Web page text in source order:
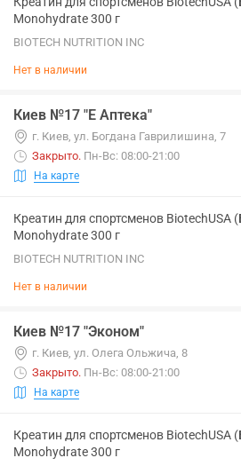
Monohydrate 300 г
BIOTECH NUTRITION INC
Нет в наличии
Киев №17 "Е Аптека"
г. Киев, ул. Богдана Гаврилишина, 7
Закрыто. Пн-Вс: 08:00-21:00
На карте
Креатин для спортсменов BiotechUSA
Monohydrate 300 г
BIOTECH NUTRITION INC
Нет в наличии
Киев №17 "Эконом"
г. Киев, ул. Олега Ольжича, 8
Закрыто. Пн-Вс: 08:00-21:00
На карте
Креатин для спортсменов BiotechUSA
Monohydrate 300 г